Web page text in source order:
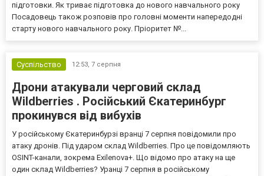
підготовки. Як триває підготовка до нового навчального року
Посадовець також розповів про головні моменти напередодні
старту нового навчального року. Пріоритет №...
Суспільство 12:53, 7 серпня
Дрони атакували черговий склад
Wildberries . Російський Єкатеринбург
прокинувся від вибухів
У російському Єкатеринбурзі вранці 7 серпня повідомили про
атаку дронів. Під ударом склад Wildberries. Про це повідомляють
OSINT-канали, зокрема Exilenova+. Що відомо про атаку на ще
один склад Wildberries? Уранці 7 серпня в російському